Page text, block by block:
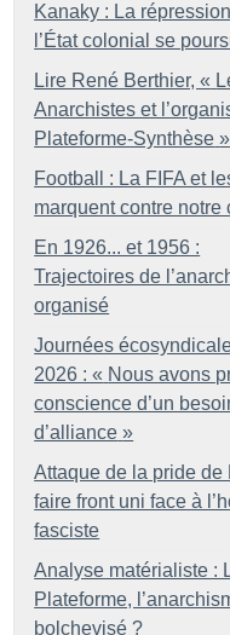
Kanaky : La
l’État colonial se
Lire René Berthier, «
Anarchistes et
Plateforme-Synthèse »
Football : La FIFA et
marquent contre notre
En 1926... et 1956 :
Trajectoires de
organisé
Journées
2026 : « Nous avons
conscience d’un
d’alliance »
Attaque de la pride de
faire front uni face à
fasciste
Analyse matérialiste :
Plateforme,
bolchevisé ?